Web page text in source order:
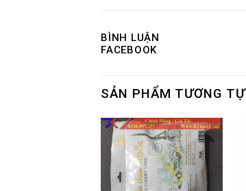
BÌNH LUẬN
FACEBOOK
SẢN PHẨM TƯƠNG TỰ